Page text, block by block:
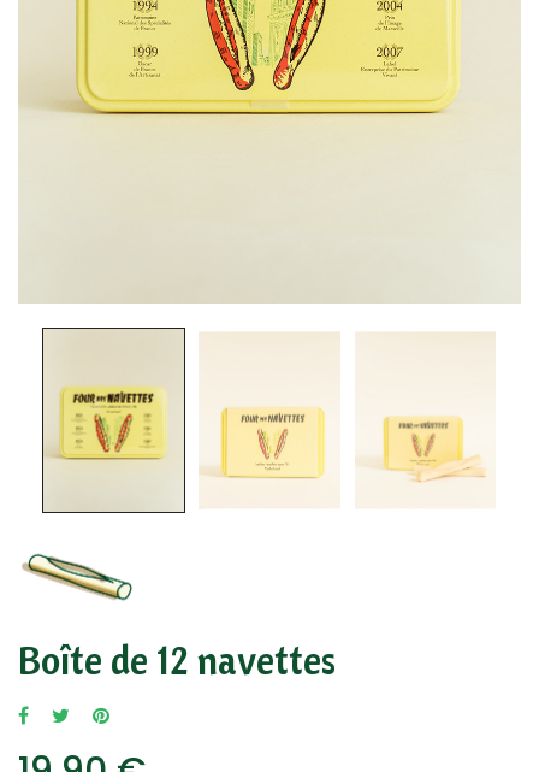
Boîte de 12 navettes